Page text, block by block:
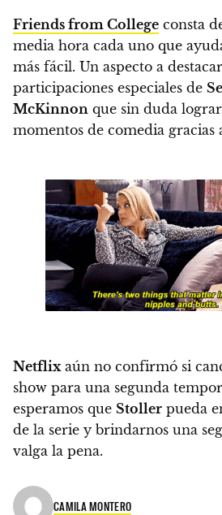
Friends from College consta
media hora cada uno que
más fácil. Un aspecto a
participaciones especiales de
McKinnon que sin duda
momentos de comedia gracias
Netflix aún no confirmó si
show para una segunda
esperamos que Stoller pueda
de la serie y brindarnos una
valga la pena.
CAMILA MONTERO